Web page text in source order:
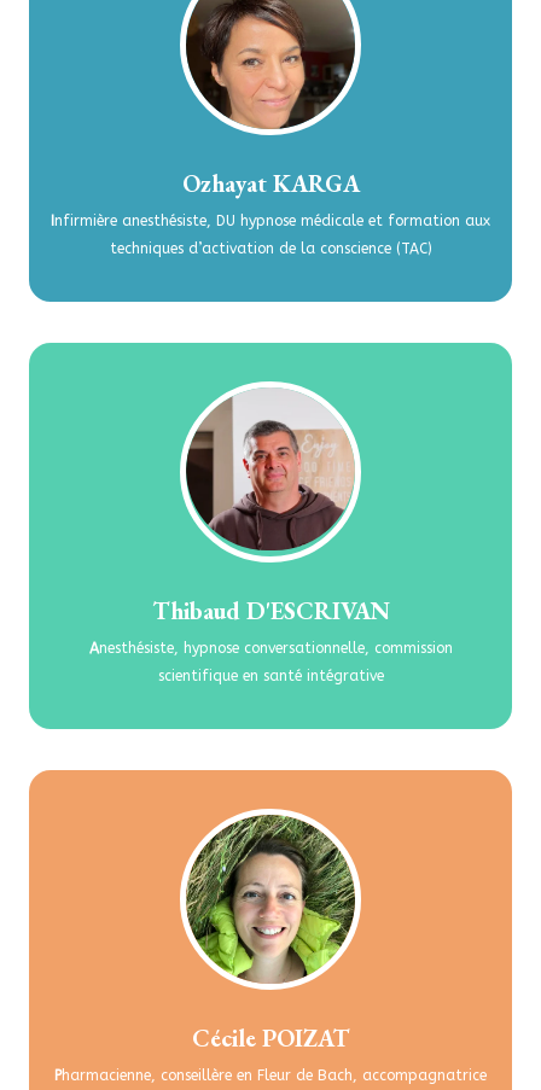
Ozhayat KARGA
nfirmière anesthésiste, DU hypnose médicale et formation aux
techniques d’activation de la conscience (TAC)
Thibaud D'ESCRIVAN
Anesthésiste, hypnose conversationnelle, commission
scientifique en santé intégrative
Cécile POIZAT
Pharmacienne, conseillère en Fleur de Bach, accompagnatrice